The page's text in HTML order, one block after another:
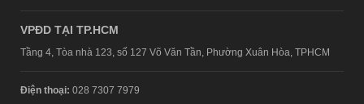
VPĐD TẠI TP.HCM
Tầng 4, Tòa nhà 123, số 127 Võ Văn Tần, Phường Xuân Hòa, TPHCM
Điện thoại: 028 7307 7979